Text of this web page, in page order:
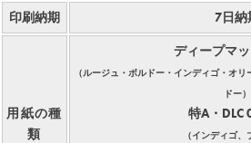
印刷納期 7日納
用紙の種
類
ディープマ
（ルージュ・ボルドー・インディゴ・オ
ドー）
特A・DLC
（インディゴ、